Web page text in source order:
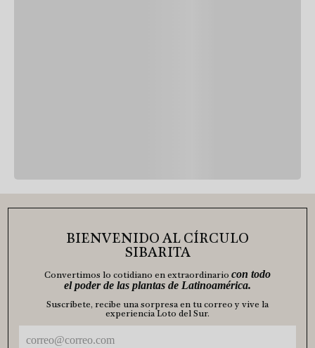
BIENVENIDO AL CÍRCULO
SIBARITA
Convertimos lo cotidiano en extraordinario con todo
el poder de las plantas de Latinoamérica.
Suscríbete, recibe una sorpresa en tu correo y vive la
experiencia Loto del Sur.